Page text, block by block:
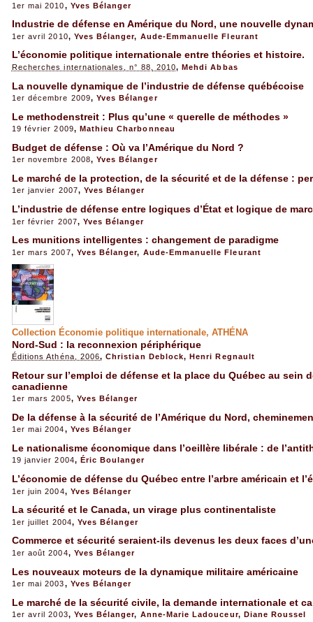
1er mai 2010, Yves Bélanger
Industrie de défense en Amérique du Nord, une nouvelle
1er avril 2010, Yves Bélanger, Aude-Emmanuelle Fleurant
L’économie politique internationale entre théories et histoire.
Recherches internationales, n° 88, 2010,Mehdi Abbas
La nouvelle dynamique de l’industrie de défense québécoise
1er décembre 2009, Yves Bélanger
Le methodenstreit : Plus qu’une « querelle de méthodes »
19 février 2009, Mathieu Charbonneau
Budget de défense : Où va l’Amérique du Nord ?
1er novembre 2008, Yves Bélanger
Le marché de la protection, de la sécurité et de la défense :
1er janvier 2007, Yves Bélanger
L’industrie de défense entre logiques d’État et logique de
1er février 2007, Yves Bélanger
Les munitions intelligentes : changement de paradigme
1er mars 2007, Yves Bélanger, Aude-Emmanuelle Fleurant
Collection Économie politique internationale, ATHÉNA
Nord-Sud : la reconnexion périphérique
Éditions Athéna, 2006,Christian Deblock,Henri Regnault
Retour sur l’emploi de défense et la place du Québec au sein
canadienne
1er mars 2005, Yves Bélanger
De la défense à la sécurité de l’Amérique du Nord,
1er mai 2004, Yves Bélanger
Le nationalisme économique dans l’oeillère libérale : de
19 janvier 2004, Éric Boulanger
L’économie de défense du Québec entre l’arbre américain et
1er juin 2004, Yves Bélanger
La sécurité et le Canada, un virage plus continentaliste
1er juillet 2004, Yves Bélanger
Commerce et sécurité seraient-ils devenus les deux faces
1er août 2004, Yves Bélanger
Les nouveaux moteurs de la dynamique militaire américaine
1er mai 2003, Yves Bélanger
Le marché de la sécurité civile, la demande internationale et
1er avril 2003, Yves Bélanger, Anne-Marie Ladouceur, Diane Roussel